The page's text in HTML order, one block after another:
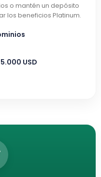
o mantén un depósito
los beneficios Platinum.
USD